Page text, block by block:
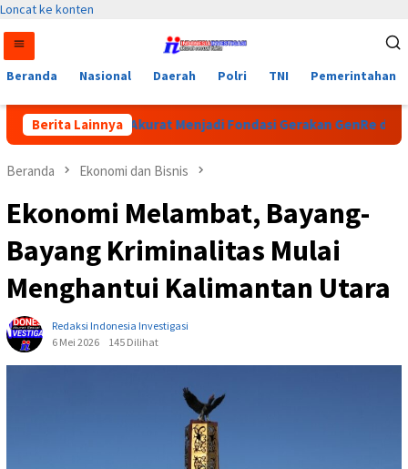
Loncat ke konten
Beranda Nasional Daerah Polri TNI Pemerintahan
Berita Lainnya
Data yang Akurat Menjadi Fondasi Gerakan GenRe di
Beranda Ekonomi dan Bisnis
Ekonomi Melambat, Bayang-
Bayang Kriminalitas Mulai
Menghantui Kalimantan Utara
Redaksi Indonesia Investigasi
6 Mei 2026
145 Dilihat